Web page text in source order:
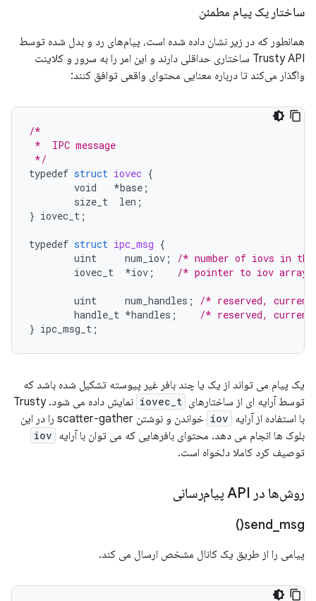
ساختار یک پیام مطمئن
همانطور که در زیر نشان داده شده است، پیام‌های رد و بدل شده توسط
Trusty API ساختاری حداقلی دارند و این امر را به سرور و کلاینت
واگذار می‌کند تا درباره معنایی محتوای واقعی توافق کنند:
/*
*  IPC message
*/
typedef struct iovec {
void
*base ;
size_t
len ;
} iovec_t ;
typedef struct ipc_msg {
uint
num_iov ;
/* number of iovs in
iovec_t
*iov ; /* pointer to iov array
uint num_handles ;
/* reserved,
handle_t *handles ;
/* reserved,
} ipc_msg_t ;
یک پیام می تواند از یک یا چند بافر غیر پیوسته تشکیل شده باشد که
توسط آرایه ای از ساختارهای iovec_t
نمایش داده می شود. Trusty
با استفاده از آرایه iov
خواندن و نوشتن scatter-gather را در این
بلوک ها انجام می دهد. محتوای بافرهایی که می توان با آرایه iov
توصیف کرد کاملا دلخواه است.
روش‌ها در API پیام‌رسانی
send_msg(
)
پیامی را از طریق یک کانال مشخص ارسال می کند.